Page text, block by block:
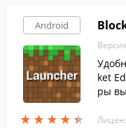
Android
★ ★ ★ ★ ★
★ ★ ★ ★ ★
ket
ры
ды.